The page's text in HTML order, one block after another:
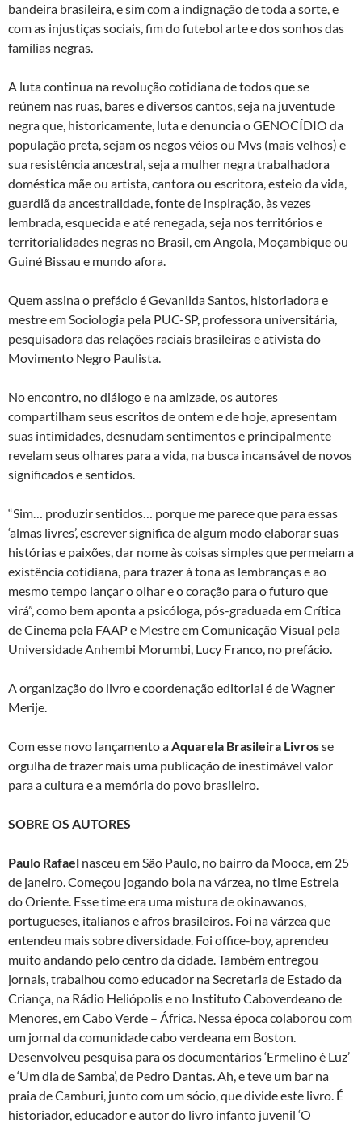
bandeira brasileira, e sim com a indignação de toda a sorte, e
com as injustiças sociais, fim do futebol arte e dos sonhos das
famílias negras.
A luta continua na revolução cotidiana de todos que se
reúnem nas ruas, bares e diversos cantos, seja na juventude
negra que, historicamente, luta e denuncia o GENOCÍDIO da
população preta, sejam os negos véios ou Mvs (mais velhos) e
sua resistência ancestral, seja a mulher negra trabalhadora
doméstica mãe ou artista, cantora ou escritora, esteio da vida,
guardiã da ancestralidade, fonte de inspiração, às vezes
lembrada, esquecida e até renegada, seja nos territórios e
territorialidades negras no Brasil, em Angola, Moçambique ou
Guiné Bissau e mundo afora.
Quem assina o prefácio é Gevanilda Santos, historiadora e
mestre em Sociologia pela PUC-SP, professora universitária,
pesquisadora das relações raciais brasileiras e ativista do
Movimento Negro Paulista.
No encontro, no diálogo e na amizade, os autores
compartilham seus escritos de ontem e de hoje, apresentam
suas intimidades, desnudam sentimentos e principalmente
revelam seus olhares para a vida, na busca incansável de novos
significados e sentidos.
“Sim… produzir sentidos… porque me parece que para essas
‘almas livres’, escrever significa de algum modo elaborar suas
histórias e paixões, dar nome às coisas simples que permeiam a
existência cotidiana, para trazer à tona as lembranças e ao
mesmo tempo lançar o olhar e o coração para o futuro que
virá”, como bem aponta a psicóloga, pós-graduada em Crítica
de Cinema pela FAAP e Mestre em Comunicação Visual pela
Universidade Anhembi Morumbi, Lucy Franco, no prefácio.
A organização do livro e coordenação editorial é de Wagner
Merije.
Com esse novo lançamento aAquarela Brasileira Livrosse
orgulha de trazer mais uma publicação de inestimável valor
para a cultura e a memória do povo brasileiro.
SOBRE OS AUTORES
Paulo Rafael nasceu em São Paulo, no bairro da Mooca, em 25
de janeiro. Começou jogando bola na várzea, no time Estrela
do Oriente. Esse time era uma mistura de okinawanos,
portugueses, italianos e afros brasileiros. Foi na várzea que
entendeu mais sobre diversidade. Foi office-boy, aprendeu
muito andando pelo centro da cidade. Também entregou
jornais, trabalhou como educador na Secretaria de Estado da
Criança, na Rádio Heliópolis e no Instituto Caboverdeano de
Menores, em Cabo Verde – África. Nessa época colaborou com
um jornal da comunidade cabo verdeana em Boston.
Desenvolveu pesquisa para os documentários ‘Ermelino é Luz’
e ‘Um dia de Samba’, de Pedro Dantas. Ah, e teve um bar na
praia de Camburi, junto com um sócio, que divide este livro. É
historiador, educador e autor do livro infanto juvenil ‘O